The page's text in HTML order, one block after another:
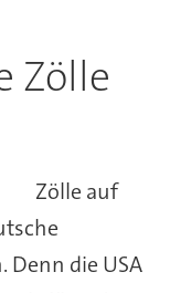
Zölle
Zölle auf
die USA